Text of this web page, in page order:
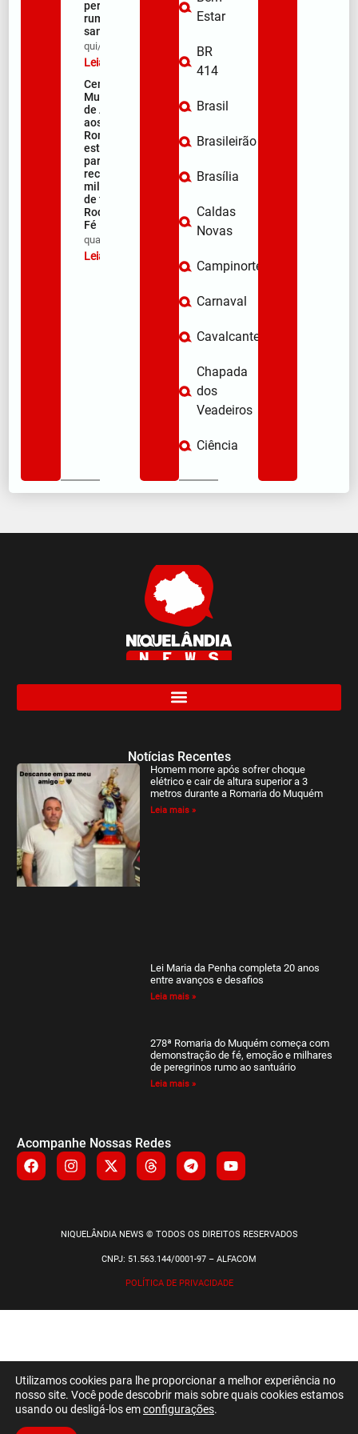
peregrinos
rumo ao
santuário
qui/08/2026
Leia mais »
Centro
Municipal
de Apoio
aos
Romeiros
está pronto
para
receber
milhares
de fiéis na
Rodovia da
Fé
qua/08/2026
Leia mais »
Estar
BR
414
Brasil
Brasileirão
Brasília
Caldas
Novas
Campinorte
Carnaval
Cavalcante
Chapada
dos
Veadeiros
Ciência
Notícias Recentes
Homem morre após sofrer choque
elétrico e cair de altura superior a 3
metros durante a Romaria do Muquém
Leia mais »
Lei Maria da Penha completa 20 anos
entre avanços e desafios
Leia mais »
278ª Romaria do Muquém começa com
demonstração de fé, emoção e milhares
de peregrinos rumo ao santuário
Leia mais »
Acompanhe Nossas Redes
NIQUELÂNDIA NEWS © TODOS OS DIREITOS RESERVADOS
CNPJ: 51.563.144/0001-97 – ALFACOM
POLÍTICA DE PRIVACIDADE
Utilizamos cookies para lhe proporcionar a melhor experiência no
nosso site. Você pode descobrir mais sobre quais cookies estamos
usando ou desligá-los emconfigurações.